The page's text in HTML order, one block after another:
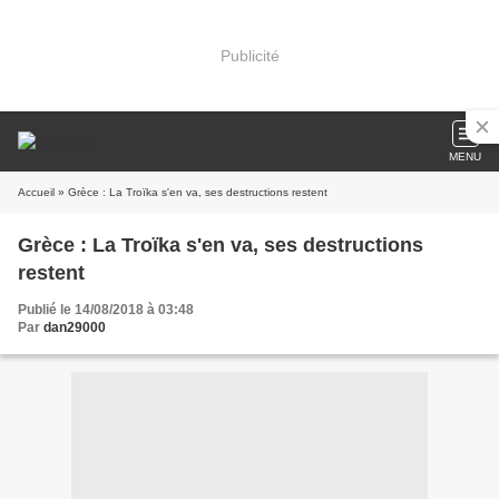
Publicité
MENU
Accueil » Grèce : La Troïka s'en va, ses destructions restent
Grèce : La Troïka s'en va, ses destructions
restent
Publié le 14/08/2018 à 03:48
Par dan29000